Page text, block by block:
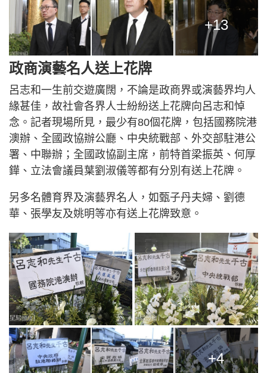
+13
政商演藝名人送上花牌
呂志和一生前交遊廣闊，不論是政商界或演藝界均人
緣甚佳，故社會各界人士紛紛送上花牌向呂志和悼
念。記者現場所見，最少有80個花牌，包括國務院港
澳辦、全國政協辦公廳、中央統戰部、外交部駐港公
署、中聯辦；全國政協副主席，前特首梁振英、何厚
鏵、立法會議員葉劉淑儀等都有分別有送上花牌。
另多名體育界及演藝界名人，如甄子丹夫婦、劉德
華、張學友及姚明等亦有送上花牌致意。
+4